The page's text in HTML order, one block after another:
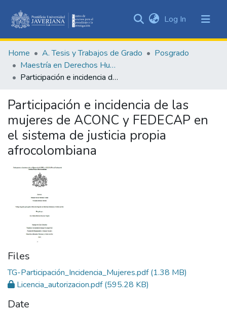
&
Collections
Statistics
Log In (current)
Home A. Tesis y Trabajos de Grado
Posgrado
Maestría en Derechos Humanos y Cultura de Paz
Participación e incidencia de las mujeres de ACONC y FEDECAP en el sistema de justicia propia afrocolombiana
Participación e incidencia de las
mujeres de ACONC y FEDECAP en
el sistema de justicia propia
afrocolombiana
Files
TG-Participación_Incidencia_Mujeres.pdf(1.38 MB)
Licencia_autorizacion.pdf(595.28 KB)
Date